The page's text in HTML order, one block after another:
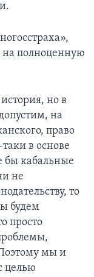
на полноценную
но в
на
право
в основе
бы кабальные
не
то
будем
просто
мы и
целью